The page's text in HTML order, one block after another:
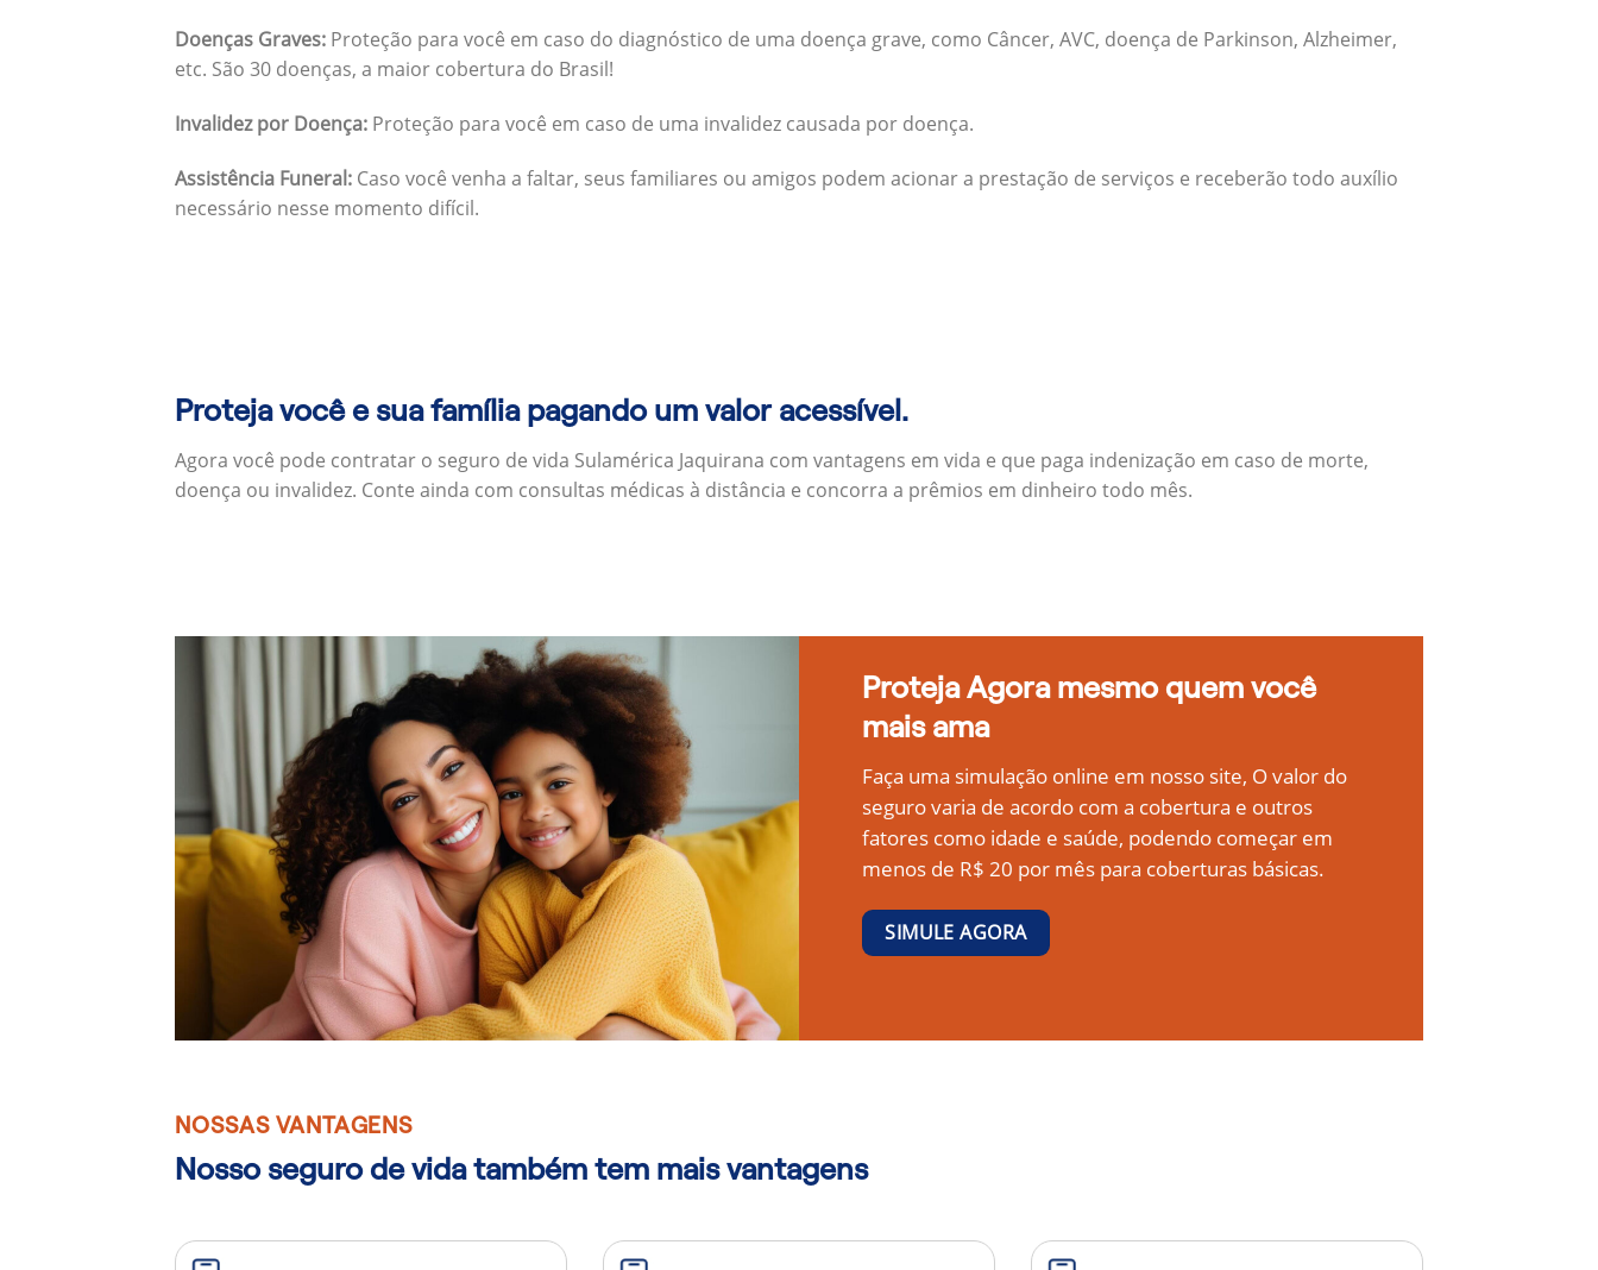
Doenças Graves: Proteção para você em caso do diagnóstico de uma doença grave, como Câncer, AVC, doença de Parkinson, Alzheimer,
etc. São 30 doenças, a maior cobertura do Brasil!
Invalidez por Doença: Proteção para você em caso de uma invalidez causada por doença.
Assistência Funeral: Caso você venha a faltar, seus familiares ou amigos podem acionar a prestação de serviços e receberão todo auxílio
necessário nesse momento difícil.
Proteja você e sua família pagando um valor acessível.
Agora você pode contratar o seguro de vida Sulamérica Jaquirana com vantagens em vida e que paga indenização em caso de morte,
doença ou invalidez. Conte ainda com consultas médicas à distância e concorra a prêmios em dinheiro todo mês.
Proteja Agora mesmo quem você
mais ama
Faça uma simulação online em nosso site, O valor do
seguro varia de acordo com a cobertura e outros
fatores como idade e saúde, podendo começar em
menos de R$ 20 por mês para coberturas básicas.
SIMULE AGORA
NOSSAS VANTAGENS
Nosso seguro de vida também tem mais vantagens